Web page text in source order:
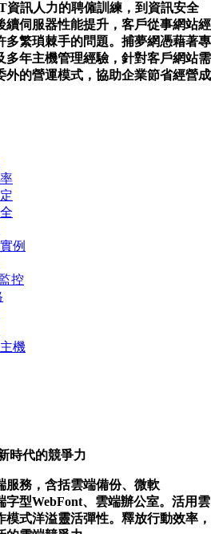
資訊人力的聘僱訓練，到資訊安全
續伺服器性能提升，客戶從事網站經
多繁瑣棘手的問題。捕夢網憑藉著專
多年主機管理經驗，針對客戶網站需
外的營運模式，協助企業節省經營成
例
控
機
時代的競爭力
服務，含括雲端備份、微軟
字型WebFont、雲端辦公室。活用雲
模式洋溢靈活彈性。釋放行動效率，